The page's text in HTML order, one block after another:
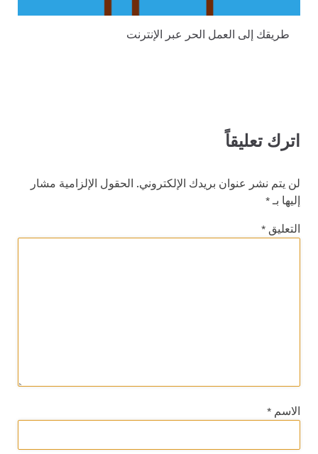
طريقك إلى العمل الحر عبر الإنترنت
اترك تعليقاً
لن يتم نشر عنوان بريدك الإلكتروني. الحقول الإلزامية مشار
إليها بـ*
التعليق *
الاسم *